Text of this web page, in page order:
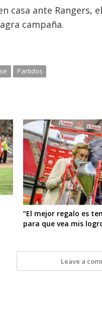
casa ante Rangers,
campaña.
Partidos
“El mejor regalo es
para que vea mis
Leave a